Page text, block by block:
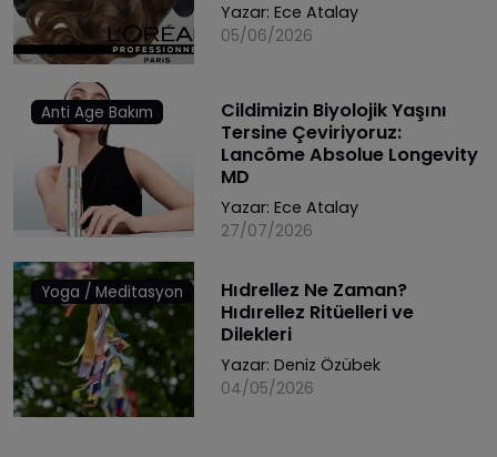
Yazar: Ece Atalay
05/06/2026
Anti Age Bakım
Cildimizin Biyolojik Yaşını
Tersine Çeviriyoruz:
Lancôme Absolue Longevity
MD
Yazar: Ece Atalay
27/07/2026
Yoga / Meditasyon
Hıdrellez Ne Zaman?
Hıdırellez Ritüelleri ve
Dilekleri
Yazar: Deniz Özübek
04/05/2026